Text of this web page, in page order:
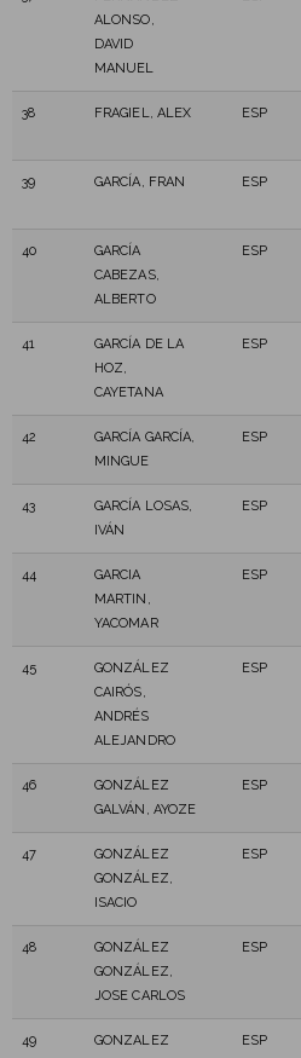
ALONSO,
DAVID
MANUEL
38 FRAGIEL, ALEX ESP
39 GARCÍA, FRAN ESP
40
GARCÍA
CABEZAS,
ALBERTO
ESP
41
GARCÍA DE LA
HOZ,
CAYETANA
ESP
42
GARCÍA GARCÍA,
MINGUE
ESP
43
GARCÍA LOSAS,
IVÁN
ESP
44
GARCIA
MARTIN,
YACOMAR
ESP
45
GONZÁLEZ
CAIRÓS,
ANDRÉS
ALEJANDRO
ESP
46
GONZÁLEZ
GALVÁN, AYOZE
ESP
47
GONZÁLEZ
GONZÁLEZ,
ISACIO
ESP
48
GONZÁLEZ
GONZÁLEZ,
JOSE CARLOS
ESP
49
GONZALEZ
ESP